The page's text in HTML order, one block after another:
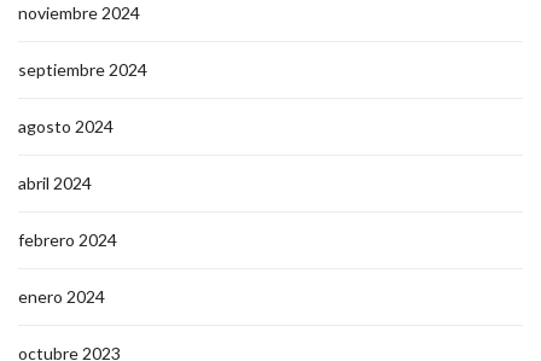
noviembre 2024
septiembre 2024
agosto 2024
abril 2024
febrero 2024
enero 2024
octubre 2023